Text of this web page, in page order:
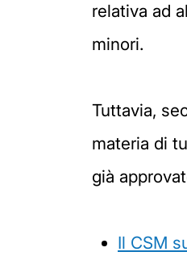
relativa ad
minori.
Tuttavia,
materia di
già
Il CSM